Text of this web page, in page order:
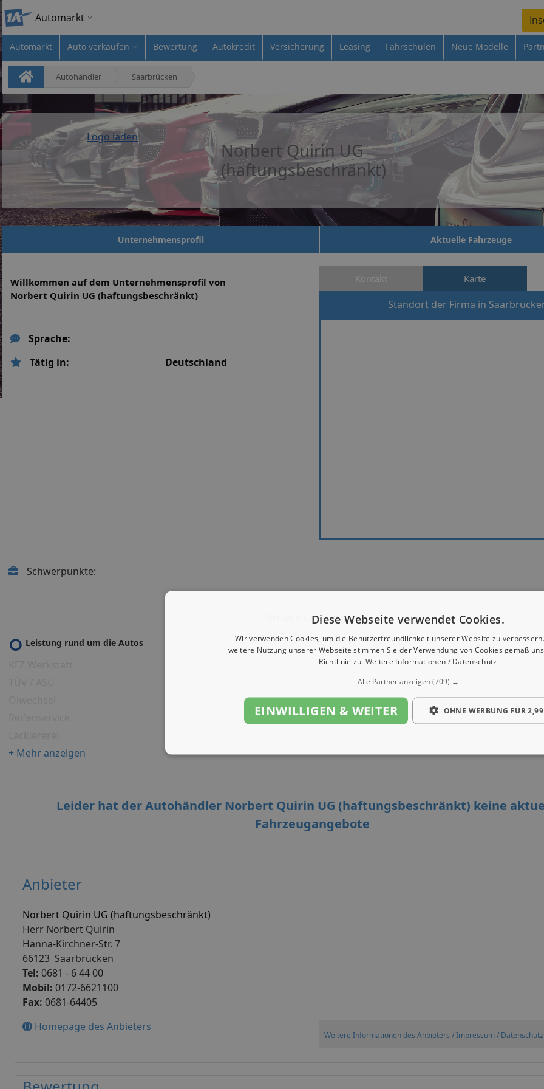
Automarkt
Automarkt Auto verkaufen Bewertung Autokredit Versicherung Leasing Fahrschulen Neue Modelle
Autohändler Saarbrücken
Logo laden
Norbert Quirin UG
(haftungsbeschränkt)
Unternehmensprofil Aktuelle Fahrzeuge
Willkommen auf dem Unternehmensprofil von
Norbert Quirin UG (haftungsbeschränkt)
Sprache:
Tätig in:
Deutschland
Kontakt Karte
Standort der Firma in
Schwerpunkte:
Unsere Leistungen
Leistung rund um die Autos
+ Mehr anzeigen
Leider hat der Autohändler Norbert Quirin UG (haftungsbeschränkt) keine
Fahrzeugangebote
Anbieter
Norbert Quirin UG (haftungsbeschränkt)
Herr Norbert Quirin
Hanna-Kirchner-Str. 7
66123 Saarbrücken
Tel: 0681 - 6 44 00
Mobil: 0172-6621100
Fax: 0681-64405
Homepage des Anbieters
Weitere Informationen des Anbieters / Impressum / Datenschutz
Diese Webseite verwendet Cookies.
Wir verwenden Cookies, um die Benutzerfreundlichkeit unserer Website zu
weitere Nutzung unserer Webseite stimmen Sie der Verwendung von Cookies gemäß
Richtlinie zu. Weitere Informationen / Datenschutz
Alle Partner anzeigen(709) →
EINWILLIGEN & WEITER OHNE WERBUNG FÜR